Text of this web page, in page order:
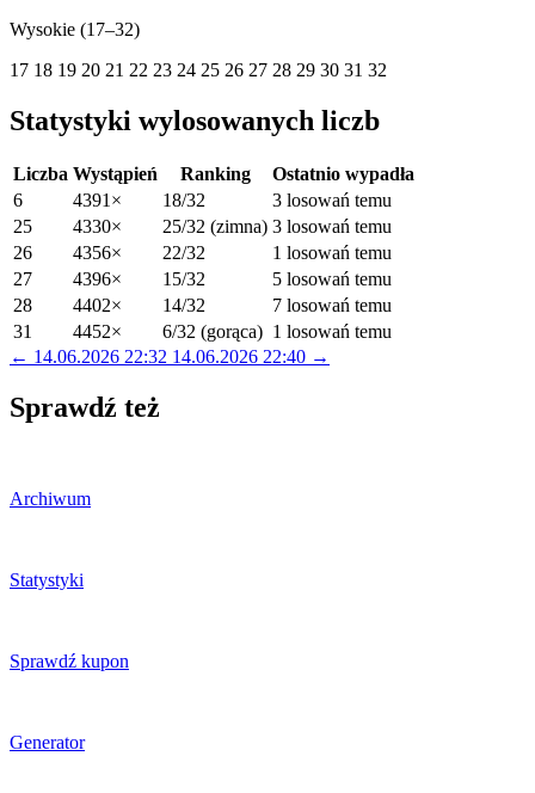
Wysokie (17–32)
17 18 19 20 21 22 23 24 25 26 27 28 29 30 31 32
Statystyki wylosowanych liczb
Liczba Wystąpień Ranking
Ostatnio wypadła
6
4391× 18/32
3 losowań temu
25
4330× 25/32 (zimna) 3 losowań temu
26
4356× 22/32
1 losowań temu
27
4396× 15/32
5 losowań temu
28
4402× 14/32
7 losowań temu
31
4452× 6/32 (gorąca) 1 losowań temu
← 14.06.2026 22:32 14.06.2026 22:40 →
Sprawdź też
Archiwum
Statystyki
Sprawdź kupon
Generator